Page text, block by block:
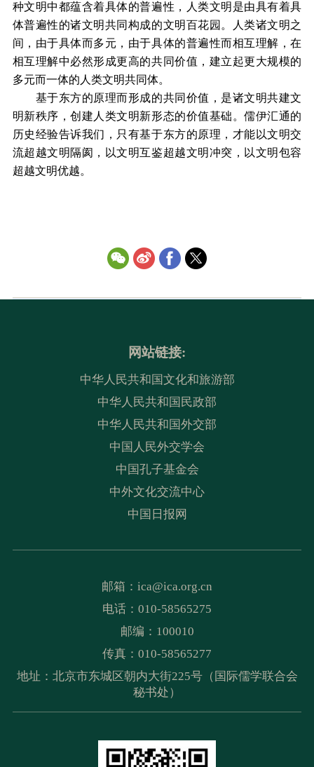
种文明中都蕴含着具体的普遍性，人类文明是由具有着具
体普遍性的诸文明共同构成的文明百花园。人类诸文明之
间，由于具体而多元，由于具体的普遍性而相互理解，在
相互理解中必然形成更高的共同价值，建立起更大规模的
多元而一体的人类文明共同体。
基于东方的原理而形成的共同价值，是诸文明共建文
明新秩序，创建人类文明新形态的价值基础。儒伊汇通的
历史经验告诉我们，只有基于东方的原理，才能以文明交
流超越文明隔阂，以文明互鉴超越文明冲突，以文明包容
超越文明优越。
网站链接:
中华人民共和国文化和旅游部
中华人民共和国民政部
中华人民共和国外交部
中国人民外交学会
中国孔子基金会
中外文化交流中心
中国日报网
邮箱： ica@ica.org.cn
电话：010-58565275
邮编：100010
传真：010-58565277
地址：北京市东城区朝内大街225号（国际儒学联合会
秘书处）